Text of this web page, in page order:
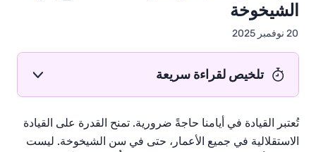
الشيخوخة
20 نوفمبر 2025
تلخيص لقراءة سريعة
تُعتبر القيادة في أيامنا حاجةً ضرورية. تمنح القدرة على القيادة
الاستقلالية في جميع الأعمار، حتى في سن الشيخوخة. ليست